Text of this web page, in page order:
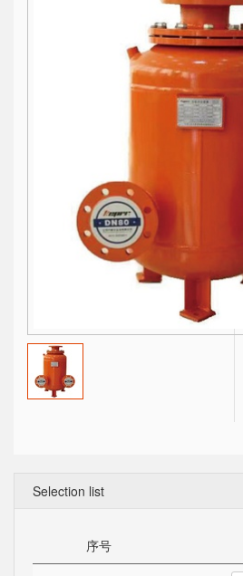
Selection list
序号